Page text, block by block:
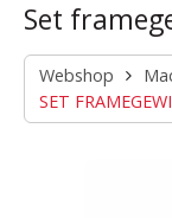
Set
Webshop
SET